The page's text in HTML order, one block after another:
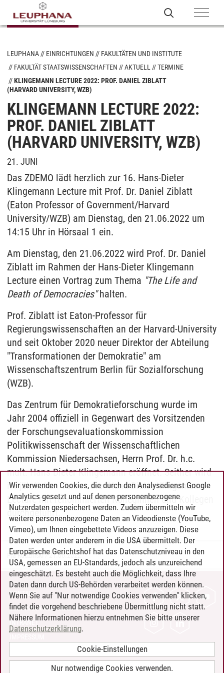
LEUPHANA EINRICHTUNGEN
FAKULTÄTEN UND INSTITUTE
FAKULTÄT STAATSWISSENSCHAFTEN
AKTUELL
TERMINE
KLINGEMANN LECTURE 2022: PROF. DANIEL ZIBLATT
(HARVARD UNIVERSITY, WZB)
KLINGEMANN LECTURE 2022:
PROF. DANIEL ZIBLATT
(HARVARD UNIVERSITY, WZB)
21. JUNI
Das ZDEMO lädt herzlich zur 16. Hans-Dieter
Klingemann Lecture mit Prof. Dr. Daniel Ziblatt
(Eaton Professor of Government/Harvard
University/WZB) am Dienstag, den 21.06.2022 um
14:15 Uhr in Hörsaal 1 ein.
Am Dienstag, den 21.06.2022 wird Prof. Dr. Daniel
Ziblatt im Rahmen der Hans-Dieter Klingemann
Lecture einen Vortrag zum Thema "The Life and
Death of Democracies"halten.
Prof. Ziblatt ist Eaton-Professor für
Regierungswissenschaften an der Harvard-University
und seit Oktober 2020 neuer Direktor der Abteilung
"Transformationen der Demokratie" am
Wissenschaftszentrum Berlin für Sozialforschung
(WZB).
Das Zentrum für Demokratieforschung wurde im
Jahr 2004 offiziell in Gegenwart des Vorsitzenden
der Forschungsevaluationskommission
Politikwissenschaft der Wissenschaftlichen
Kommission Niedersachsen, Herrn Prof. Dr. h.c.
mult. Hans Dieter Klingemann eröffnet. Seither wird
im jährlichen Turnus die "Hans-Dieter-Klingemann"
Lecture mit renommierten Kolleginnen und Kollegen
durchgeführt.
Pia Rudzinski/21.06.2022
KONTAKT
LEUPHANA ALS ARBEITGEBER
INTRANET
BARRIEREFREIHEIT
Wir verwenden Cookies, die durch den Analysedienst Google
Analytics gesetzt und auf denen personenbezogene
Nutzerdaten gespeichert werden. Zudem übermitteln wir
weitere personenbezogene Daten an Videodienste (YouTube,
Vimeo), um Ihnen eingebettete Videos anzuzeigen. Diese
Daten werden unter anderem in die USA übermittelt. Der
Europäische Gerichtshof hat das Datenschutzniveau in den
USA, gemessen an EU-Standards, jedoch als unzureichend
eingeschätzt. Es besteht auch die Möglichkeit, dass Ihre
Daten dann durch US-Behörden verarbeitet werden können.
Wenn Sie auf "Nur notwendige Cookies verwenden" klicken,
findet die vorgehend beschriebene Übermittlung nicht statt.
Nähere Informationen hierzu entnehmen Sie bitte unserer
Datenschutzerklärung.
Cookie-Einstellungen
Nur notwendige Cookies verwenden.